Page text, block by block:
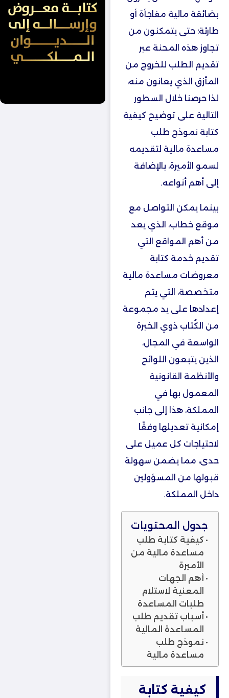
بضائقة مالية مفاجأة أو
طارئة؛ حتى يتمكنون من
تجاوز هذه المحنة عبر
تقديم الطلب للخروج من
المأزق الذي يعانون منه،
لذا حرصنا خلال السطور
التالية على توضيح كيفية
كتابة نموذج طلب
مساعدة مالية لتقديمه
لسمو الأميرة، بالإضافة
إلى أهم أنواعه.
بينما يمكن التواصل مع
موقع خطاب، الذي يعد
من أهم المواقع التي
تقديم خدمة كتابة
معروضات مساعدة مالية
متخصصة، التي يتم
إعدادها على يد مجموعة
من الكُتاب ذوي الخبرة
الواسعة في المجال،
الذين يتبعون اللوائح
والأنظمة القانونية
المعمول بها في
المملكة، هذا إلى جانب
إمكانية تعديلها وفقًا
لاحتياجات كل عميل على
حدى، مما يضمن سهولة
قبولها من المسؤولين
داخل المملكة.
جدول المحتويات
كيفية كتابة طلب
مساعدة مالية من
الأميرة
أهم الجهات
المعنية لاستلام
طلبات المساعدة
أسباب تقديم طلب
المساعدة المالية
نموذج طلب
مساعدة مالية
كيفية كتابة